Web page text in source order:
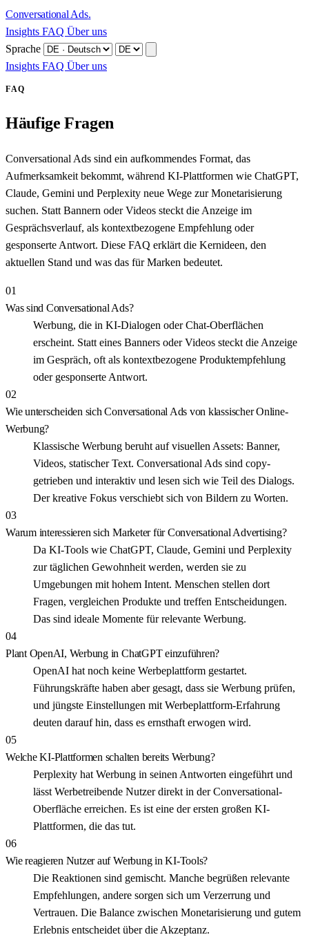
Conversational Ads.
Insights FAQ Über uns
Sprache
Insights FAQ Über uns
FAQ
Häufige Fragen
Conversational Ads sind ein aufkommendes Format, das
Aufmerksamkeit bekommt, während KI-Plattformen wie ChatGPT,
Claude, Gemini und Perplexity neue Wege zur Monetarisierung
suchen. Statt Bannern oder Videos steckt die Anzeige im
Gesprächsverlauf, als kontextbezogene Empfehlung oder
gesponserte Antwort. Diese FAQ erklärt die Kernideen, den
aktuellen Stand und was das für Marken bedeutet.
01
Was sind Conversational Ads?
Werbung, die in KI-Dialogen oder Chat-Oberflächen
erscheint. Statt eines Banners oder Videos steckt die Anzeige
im Gespräch, oft als kontextbezogene Produktempfehlung
oder gesponserte Antwort.
02
Wie unterscheiden sich Conversational Ads von klassischer Online-
Werbung?
Klassische Werbung beruht auf visuellen Assets: Banner,
Videos, statischer Text. Conversational Ads sind copy-
getrieben und interaktiv und lesen sich wie Teil des Dialogs.
Der kreative Fokus verschiebt sich von Bildern zu Worten.
03
Warum interessieren sich Marketer für Conversational Advertising?
Da KI-Tools wie ChatGPT, Claude, Gemini und Perplexity
zur täglichen Gewohnheit werden, werden sie zu
Umgebungen mit hohem Intent. Menschen stellen dort
Fragen, vergleichen Produkte und treffen Entscheidungen.
Das sind ideale Momente für relevante Werbung.
04
Plant OpenAI, Werbung in ChatGPT einzuführen?
OpenAI hat noch keine Werbeplattform gestartet.
Führungskräfte haben aber gesagt, dass sie Werbung prüfen,
und jüngste Einstellungen mit Werbeplattform-Erfahrung
deuten darauf hin, dass es ernsthaft erwogen wird.
05
Welche KI-Plattformen schalten bereits Werbung?
Perplexity hat Werbung in seinen Antworten eingeführt und
lässt Werbetreibende Nutzer direkt in der Conversational-
Oberfläche erreichen. Es ist eine der ersten großen KI-
Plattformen, die das tut.
06
Wie reagieren Nutzer auf Werbung in KI-Tools?
Die Reaktionen sind gemischt. Manche begrüßen relevante
Empfehlungen, andere sorgen sich um Verzerrung und
Vertrauen. Die Balance zwischen Monetarisierung und gutem
Erlebnis entscheidet über die Akzeptanz.